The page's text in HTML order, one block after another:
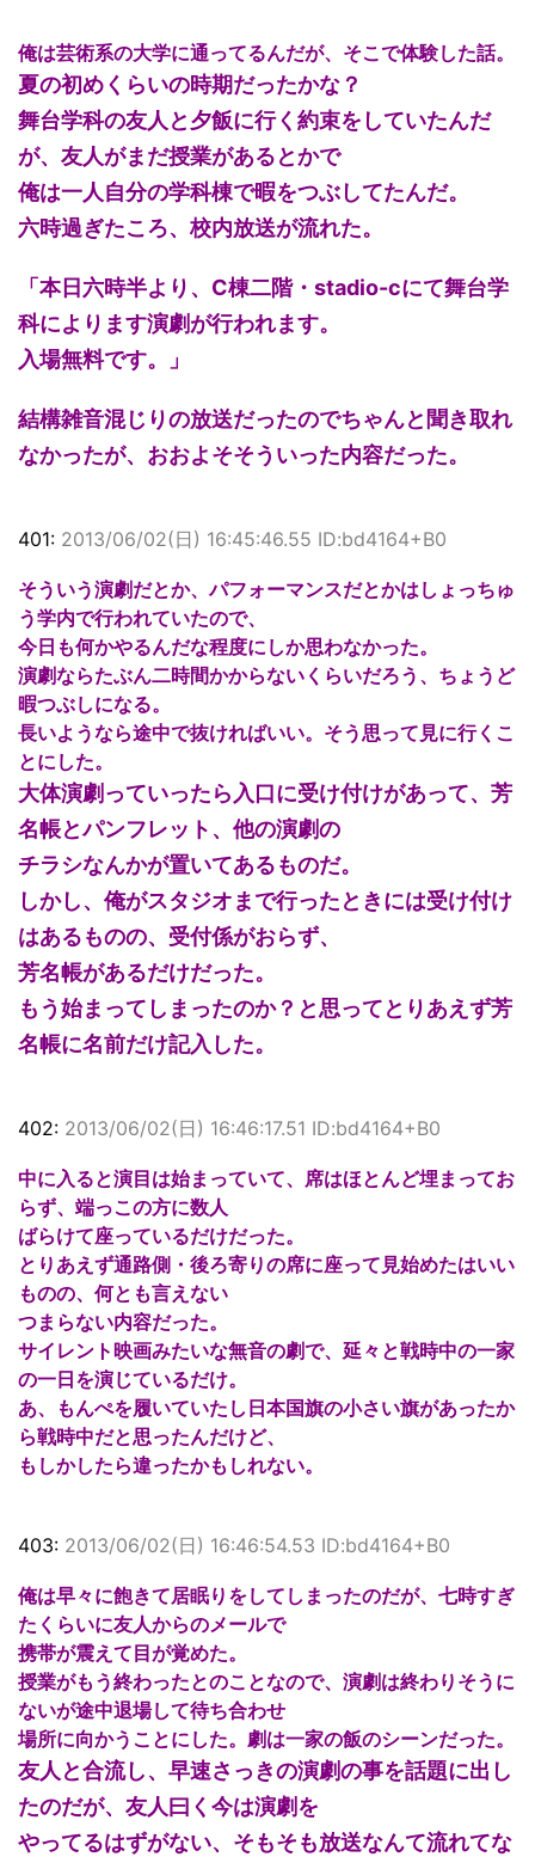
俺は芸術系の大学に通ってるんだが、そこで体験した話。
夏の初めくらいの時期だったかな？
舞台学科の友人と夕飯に行く約束をしていたんだ
が、友人がまだ授業があるとかで
俺は一人自分の学科棟で暇をつぶしてたんだ。
六時過ぎたころ、校内放送が流れた。
「本日六時半より、C棟二階・stadio-cにて舞台学
科によります演劇が行われます。
入場無料です。」
結構雑音混じりの放送だったのでちゃんと聞き取れ
なかったが、おおよそそういった内容だった。
401: 2013/06/02(日) 16:45:46.55 ID:bd4164+B0
そういう演劇だとか、パフォーマンスだとかはしょっちゅ
う学内で行われていたので、
今日も何かやるんだな程度にしか思わなかった。
演劇ならたぶん二時間かからないくらいだろう、ちょうど
暇つぶしになる。
長いようなら途中で抜ければいい。そう思って見に行くこ
とにした。
大体演劇っていったら入口に受け付けがあって、芳
名帳とパンフレット、他の演劇の
チラシなんかが置いてあるものだ。
しかし、俺がスタジオまで行ったときには受け付け
はあるものの、受付係がおらず、
芳名帳があるだけだった。
もう始まってしまったのか？と思ってとりあえず芳
名帳に名前だけ記入した。
402: 2013/06/02(日) 16:46:17.51 ID:bd4164+B0
中に入ると演目は始まっていて、席はほとんど埋まってお
らず、端っこの方に数人
ばらけて座っているだけだった。
とりあえず通路側・後ろ寄りの席に座って見始めたはいい
ものの、何とも言えない
つまらない内容だった。
サイレント映画みたいな無音の劇で、延々と戦時中の一家
の一日を演じているだけ。
あ、もんぺを履いていたし日本国旗の小さい旗があったか
ら戦時中だと思ったんだけど、
もしかしたら違ったかもしれない。
403: 2013/06/02(日) 16:46:54.53 ID:bd4164+B0
俺は早々に飽きて居眠りをしてしまったのだが、七時すぎ
たくらいに友人からのメールで
携帯が震えて目が覚めた。
授業がもう終わったとのことなので、演劇は終わりそうに
ないが途中退場して待ち合わせ
場所に向かうことにした。劇は一家の飯のシーンだった。
友人と合流し、早速さっきの演劇の事を話題に出し
たのだが、友人曰く今は演劇を
やってるはずがない、そもそも放送なんて流れてな